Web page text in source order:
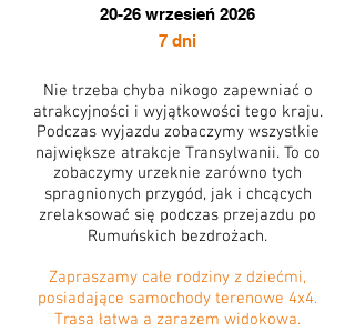
20-26 wrzesień 2026
7 dni
Nie trzeba chyba nikogo zapewniać o
atrakcyjności i wyjątkowości tego kraju.
Podczas wyjazdu zobaczymy wszystkie
największe atrakcje Transylwanii. To co
zobaczymy urzeknie zarówno tych
spragnionych przygód, jak i chcących
zrelaksować się podczas przejazdu po
Rumuńskich bezdrożach.
Zapraszamy całe rodziny z dziećmi,
posiadające samochody terenowe 4x4.
Trasa łatwa a zarazem widokowa.